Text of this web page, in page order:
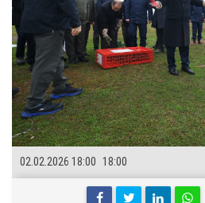
18:00
02.02.2026 18:00